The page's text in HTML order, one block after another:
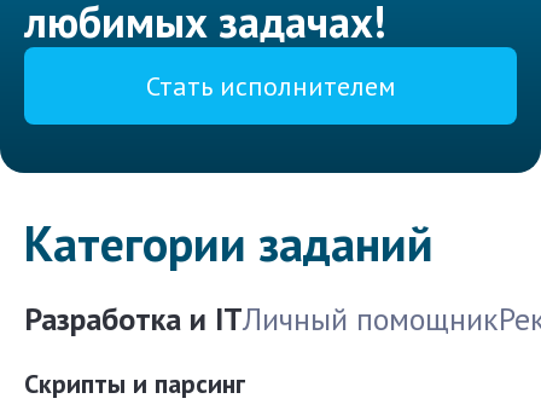
любимых задачах!
Стать исполнителем
Категории заданий
Разработка и ITЛичный помощник
Скрипты и парсинг